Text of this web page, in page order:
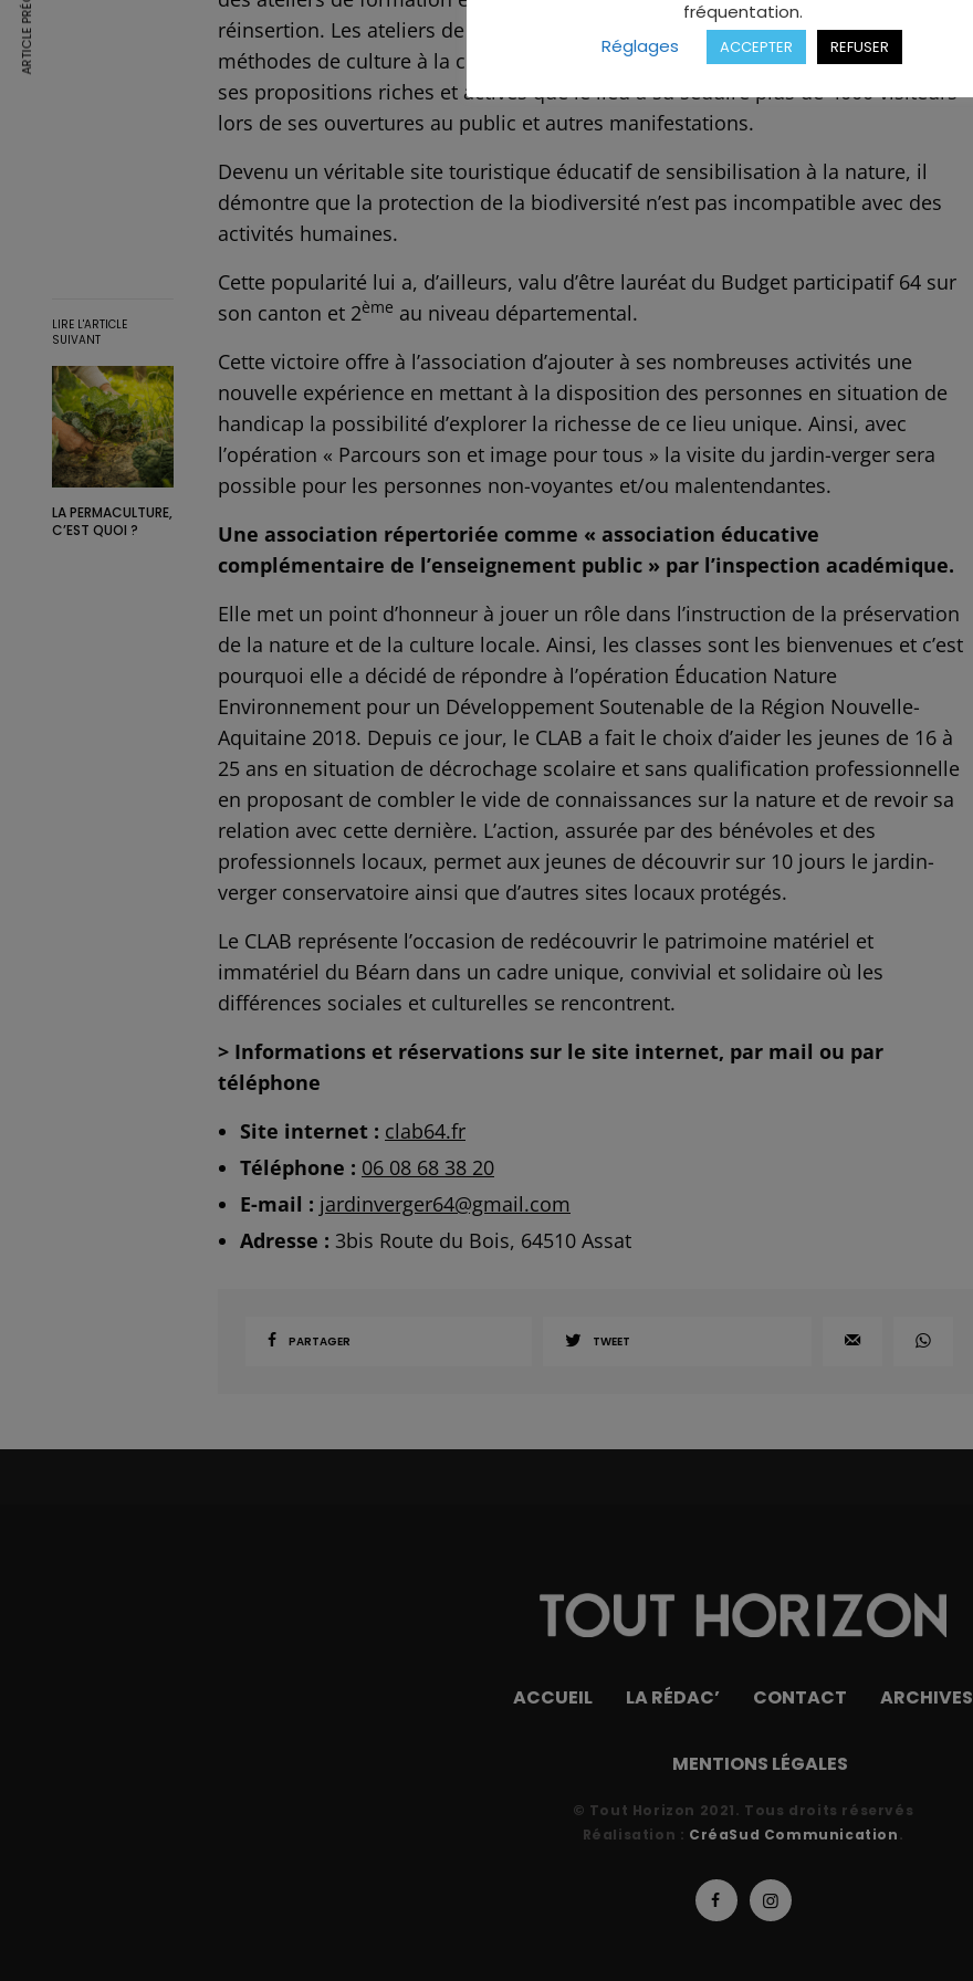
LIRE L'ARTICLE
SUIVANT
LA PERMACULTURE,
C’EST QUOI ?
réinsertion. Les ateliers de formation abordent différents sujets allant des
méthodes de culture à la création de produits de beauté soi-même. C’est avec
ses propositions riches et actives que le lieu a su séduire plus de 4000 visiteurs
lors de ses ouvertures au public et autres manifestations.
Devenu un véritable site touristique éducatif de sensibilisation à la nature, il
démontre que la protection de la biodiversité n’est pas incompatible avec des
activités humaines.
Cette popularité lui a, d’ailleurs, valu d’être lauréat du Budget participatif 64 sur
son canton et 2ème au niveau départemental.
Cette victoire offre à l’association d’ajouter à ses nombreuses activités une
nouvelle expérience en mettant à la disposition des personnes en situation de
handicap la possibilité d’explorer la richesse de ce lieu unique. Ainsi, avec
l’opération « Parcours son et image pour tous » la visite du jardin-verger sera
possible pour les personnes non-voyantes et/ou malentendantes.
Une association répertoriée comme « association éducative
complémentaire de l’enseignement public » par l’inspection académique.
Elle met un point d’honneur à jouer un rôle dans l’instruction de la préservation
de la nature et de la culture locale. Ainsi, les classes sont les bienvenues et c’est
pourquoi elle a décidé de répondre à l’opération Éducation Nature
Environnement pour un Développement Soutenable de la Région Nouvelle-
Aquitaine 2018. Depuis ce jour, le CLAB a fait le choix d’aider les jeunes de 16 à
25 ans en situation de décrochage scolaire et sans qualification professionnelle
en proposant de combler le vide de connaissances sur la nature et de revoir sa
relation avec cette dernière. L’action, assurée par des bénévoles et des
professionnels locaux, permet aux jeunes de découvrir sur 10 jours le jardin-
verger conservatoire ainsi que d’autres sites locaux protégés.
Le CLAB représente l’occasion de redécouvrir le patrimoine matériel et
immatériel du Béarn dans un cadre unique, convivial et solidaire où les
différences sociales et culturelles se rencontrent.
> Informations et réservations sur le site internet, par mail ou par
téléphone
Site internet : clab64.fr
Téléphone : 06 08 68 38 20
E-mail : jardinverger64@gmail.com
Adresse : 3bis Route du Bois, 64510 Assat
PARTAGER TWEET
ACCUEIL LA RÉDAC’ CONTACT ARCHIVES
MENTIONS LÉGALES
© Tout Horizon 2021. Tous droits réservés
Réalisation : CréaSud Communication.
fréquentation.
Réglages
ACCEPTER REFUSER